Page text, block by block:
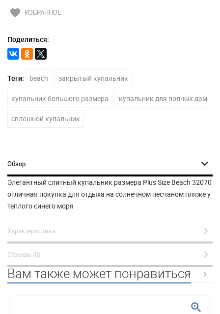
favorite ИЗБРАННОЕ
Поделиться:
Теги: beach закрытый купальник
купальник большого размера купальник для полных дам
сплошной купальник
Обзор
Элегантный слитный купальник размера Plus Size Beach 32070
отличная покупка для отдыха на солнечном песчаном пляже у
теплого синего моря
Характеристики
Отзывы (0)
Вам также может понравиться
zoom_in